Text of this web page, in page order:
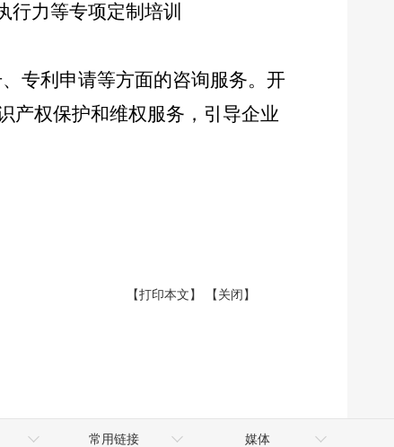
行力等专项定制培训
专利申请等方面的咨询服务。开
产权保护和维权服务，引导企业
【打印本文】 【关闭】
常用链接 媒体